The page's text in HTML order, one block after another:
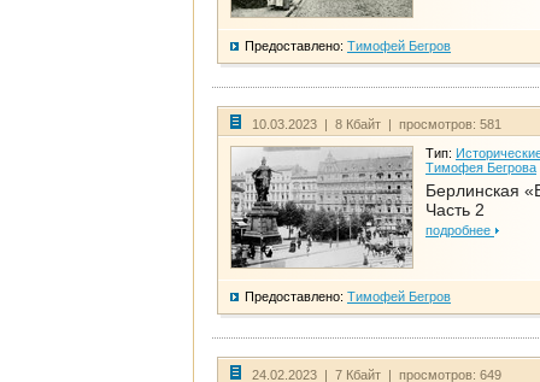
Предоставлено: Тимофей Бегров
10.03.2023 | 8 Кбайт | просмотров: 581
Тип:
Тимофея Бегрова
Берлинская
Часть 2
подробнее
Предоставлено: Тимофей Бегров
24.02.2023 | 7 Кбайт | просмотров: 649